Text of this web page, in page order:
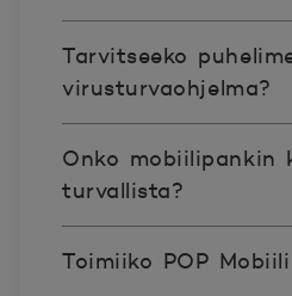
Tarvitseeko
virusturvaohjelma?
Onko mobiilipankin
turvallista?
Toimiiko POP